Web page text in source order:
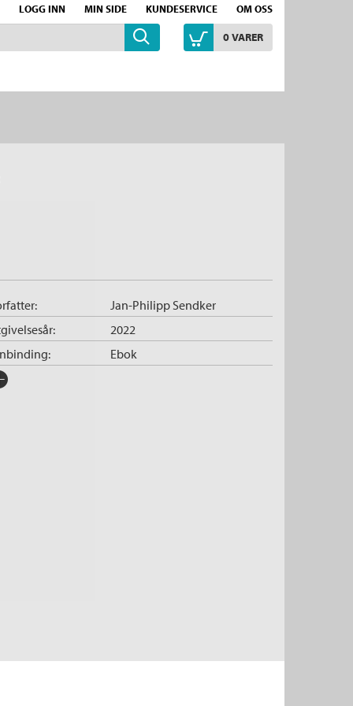
LOGG INN MIN SIDE KUNDESERVICE OM OSS
0VARER
Jan-Philipp Sendker
Ebok
2022